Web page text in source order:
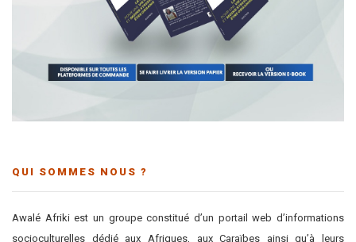
QUI SOMMES NOUS ?
Awalé Afriki est un groupe constitué d’un portail web d’informations
socioculturelles dédié aux Afriques, aux Caraïbes ainsi qu’à leurs